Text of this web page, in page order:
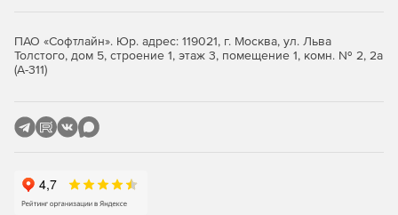
ПАО «Софтлайн». Юр. адрес: 119021, г. Москва, ул. Льва
Толстого, дом 5, строение 1, этаж 3, помещение 1, комн. № 2, 2а
(А-311)